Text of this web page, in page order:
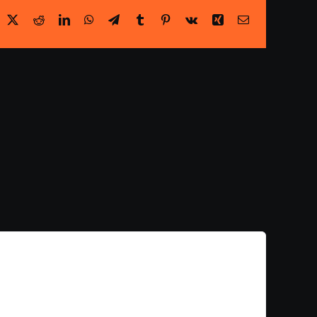
RedditLinkedInWhatsApp
TelegramTumblr Pinterest
Vk XingEmail